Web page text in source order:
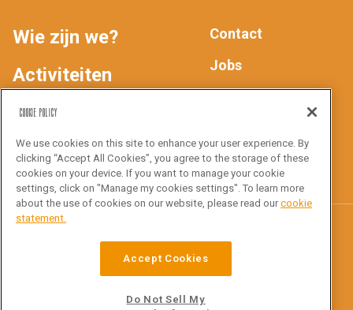
MAIN
NAV
Wie zijn we?
Activiteiten
Producten
Inspiratie
FOOTER
Contact
Jobs
Volg ons
Cookie Policy
We use cookies on this site to enhance your user experience. By
clicking “Accept All Cookies”, you agree to the storage of these
cookies on your device. If you want to manage your cookie
settings, click on "Manage my cookies settings". To learn more
about the use of cookies on our website, please read ourcookie
statement.
Accept Cookies
Do Not Sell My